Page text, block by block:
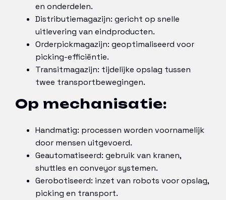
en onderdelen.
Distributiemagazijn: gericht op snelle
uitlevering van eindproducten.
Orderpickmagazijn: geoptimaliseerd voor
picking-efficiëntie.
Transitmagazijn: tijdelijke opslag tussen
twee transportbewegingen.
Op mechanisatie:
Handmatig: processen worden voornamelijk
door mensen uitgevoerd.
Geautomatiseerd: gebruik van kranen,
shuttles en conveyor systemen.
Gerobotiseerd: inzet van robots voor opslag,
picking en transport.